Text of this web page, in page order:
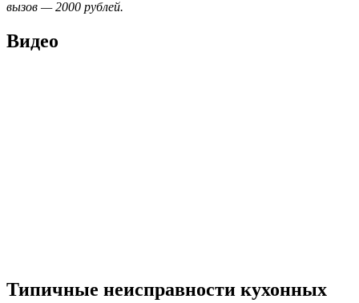
вызов — 2000 рублей.
Видео
Типичные неисправности кухонных